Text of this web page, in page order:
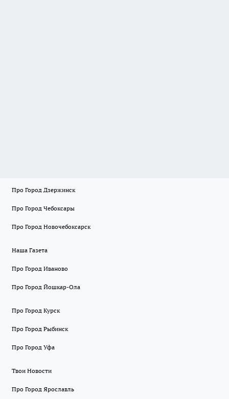
Про Город Дзержинск
Про Город Чебоксары
Про Город Новочебоксарск
Наша Газета
Про Город Иваново
Про Город Йошкар-Ола
Про Город Курск
Про Город Рыбинск
Про Город Уфа
Твои Новости
Про Город Ярославль